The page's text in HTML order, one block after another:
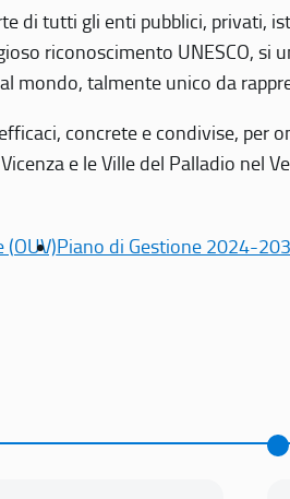
di tutti gli enti pubblici, privati,
riconoscimento UNESCO, si
talmente unico da
concrete e condivise, per
e le Ville del Palladio nel
Piano di Gestione 2024-